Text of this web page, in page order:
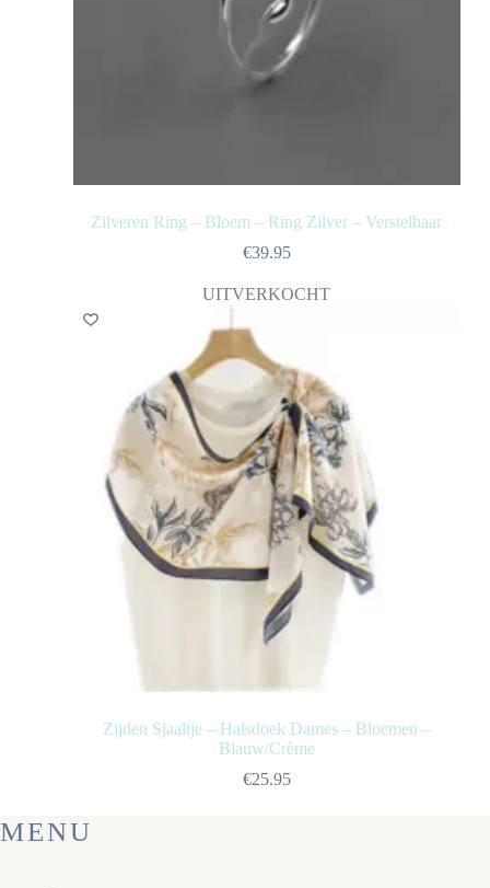
Zilveren Ring – Bloem – Ring Zilver – Verstelbaar
€39.95
UITVERKOCHT
Zijden Sjaaltje – Halsdoek Dames – Bloemen –
Blauw/Crème
€25.95
MENU